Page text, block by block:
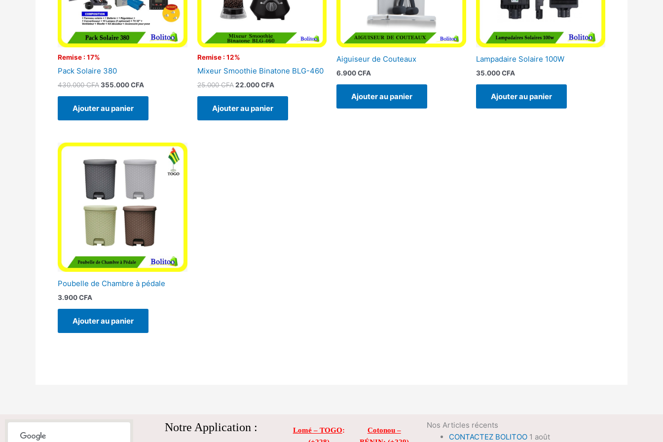
Remise : 17%
Pack Solaire 380
430.000CFA355.000CFA
Ajouter au panier
Remise : 12%
Mixeur Smoothie Binatone BLG-460
25.000CFA 22.000CFA
Ajouter au panier
Aiguiseur de Couteaux
6.900CFA
Ajouter au panier
Lampadaire Solaire 100W
35.000CFA
Ajouter au panier
Poubelle de Chambre à pédale
3.900CFA
Ajouter au panier
Notre Application : Lomé – TOGO:
Cotonou –
Nos Articles récents
CONTACTEZ BOLITOO 1 août